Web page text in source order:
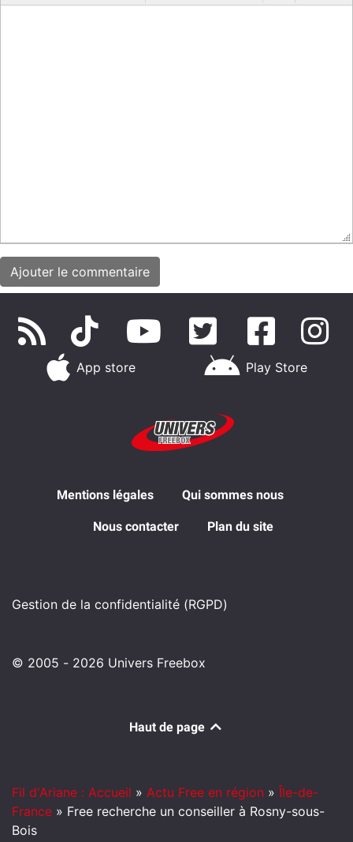
App store Play Store
Mentions légales Qui sommes nous
Nous contacter Plan du site
Gestion de la confidentialité (RGPD)
© 2005 - 2026 Univers Freebox
Haut de page
Fil d'Ariane : Accueil » Actu Free en région » Île-de-
France » Free recherche un conseiller à Rosny-sous-
Bois